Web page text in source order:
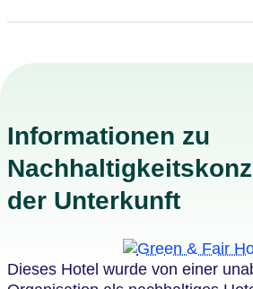
Informationen zu
der Unterkunft
Dieses Hotel wurde von einer